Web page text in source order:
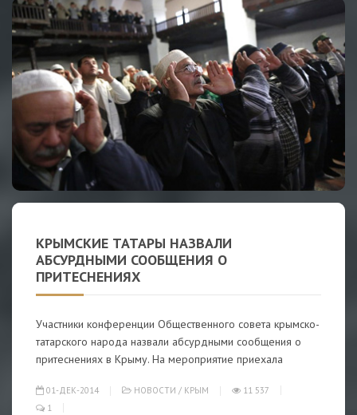
КРЫМСКИЕ ТАТАРЫ НАЗВАЛИ
АБСУРДНЫМИ СООБЩЕНИЯ О
ПРИТЕСНЕНИЯХ
Участники конференции Общественного совета крымско-
татарского народа назвали абсурдными сообщения о
притеснениях в Крыму. На мероприятие приехала
01-ДЕК-2014 НОВОСТИ / КРЫМ
11 537
1